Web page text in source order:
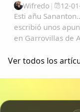
Wifredo | 12-
Esti añu
escribió unos
en Garrovillas de
de archivos
Ver todos los